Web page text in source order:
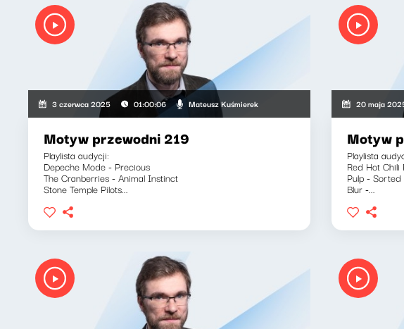
3 czerwca 2025 01:00:06 Mateusz Kuśmierek
Motyw przewodni 219
Playlista audycji:
Depeche Mode - Precious
The Cranberries - Animal Instinct
Stone Temple Pilots...
20 maja
Motyw
Playlista
Red Hot
Pulp -
Blur -...